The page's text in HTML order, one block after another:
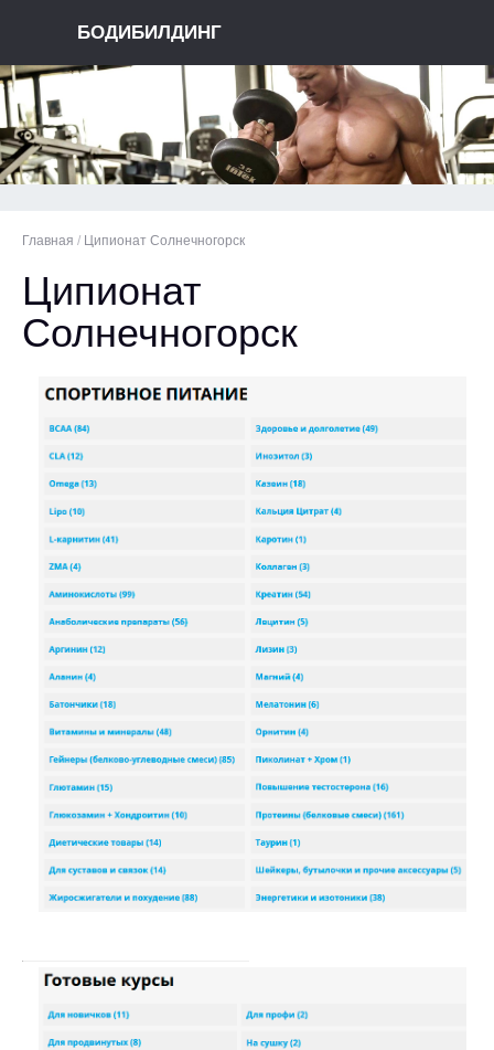
БОДИБИЛДИНГ
Главная / Ципионат Солнечногорск
Ципионат
Солнечногорск